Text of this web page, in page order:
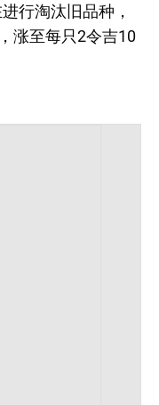
行淘汰旧品种，
涨至每只2令吉10